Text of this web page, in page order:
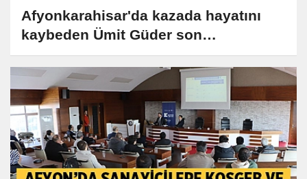
Afyonkarahisar'da kazada hayatını
kaybeden Ümit Güder son
yolculuğuna uğurlanacak